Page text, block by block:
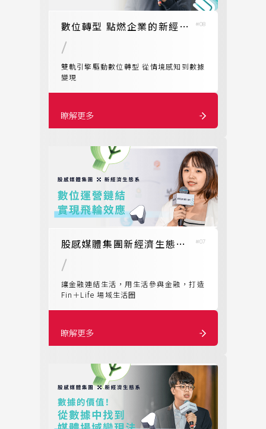
數位轉型 點燃企業的新經濟引擎 #08
雙軌引擎驅動數位轉型 從情境感知到數據
變現
瞭解更多
股感媒體集團新經濟生態，數位運營鏈結實現飛輪效應 #07
讓金融連結生活，用生活參與金融，打造
Fin＋Life 場域生活圈
瞭解更多